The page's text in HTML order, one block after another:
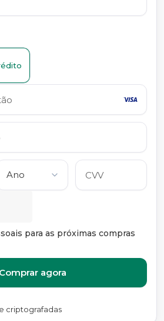
para as próximas compras
Comprar agora
criptografadas